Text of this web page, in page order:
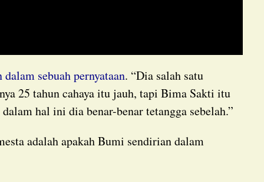
dalam sebuah pernyataan. “Dia salah satu
25 tahun cahaya itu jauh, tapi Bima Sakti itu
hal ini dia benar-benar tetangga sebelah.”